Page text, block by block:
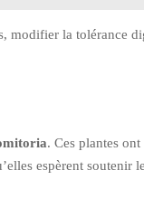
modifier la tolérance
. Ces plantes
espèrent soutenir